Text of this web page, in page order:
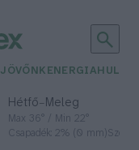
JÖVŐNK ENERGIA
Hétfő– Meleg
Max 36° / Min 22°
Csapadék: 2% (0 mm)Szél: